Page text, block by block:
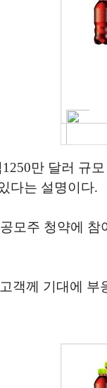
만 달러 규
다는 설명이다.
모주 청약에
객께 기대에